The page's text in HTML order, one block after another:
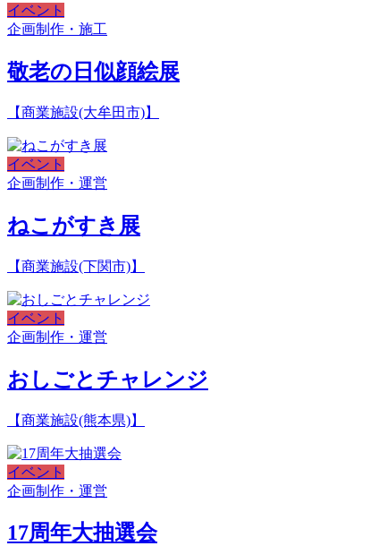
イベント
企画制作・施工
敬老の日似顔絵展
【商業施設(大牟田市)】
イベント
企画制作・運営
ねこがすき展
【商業施設(下関市)】
イベント
企画制作・運営
おしごとチャレンジ
【商業施設(熊本県)】
イベント
企画制作・運営
17周年大抽選会